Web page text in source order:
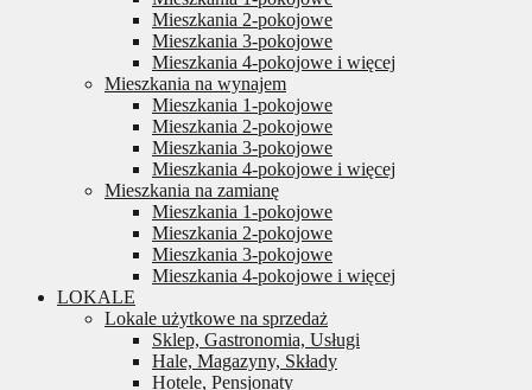
Mieszkania 2-pokojowe
Mieszkania 3-pokojowe
Mieszkania 4-pokojowe i więcej
Mieszkania na wynajem
Mieszkania 1-pokojowe
Mieszkania 2-pokojowe
Mieszkania 3-pokojowe
Mieszkania 4-pokojowe i więcej
Mieszkania na zamianę
Mieszkania 1-pokojowe
Mieszkania 2-pokojowe
Mieszkania 3-pokojowe
Mieszkania 4-pokojowe i więcej
LOKALE
Lokale użytkowe na sprzedaż
Sklep, Gastronomia, Usługi
Hale, Magazyny, Składy
Hotele, Pensjonaty